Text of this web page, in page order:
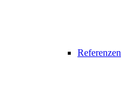
Referenzen